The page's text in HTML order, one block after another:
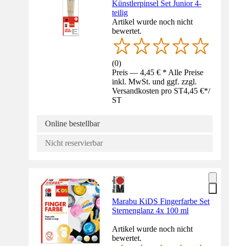
Künstlerpinsel Set Junior 4-
teilig
Artikel wurde noch nicht
bewertet.
(0)
Preis — 4,45 € * Alle Preise
inkl. MwSt. und ggf. zzgl.
Versandkosten pro ST4,45 €*/
ST
Online bestellbar
Nicht reservierbar
Marabu KiDS Fingerfarbe Set
Sternenglanz 4x 100 ml
Artikel wurde noch nicht
bewertet.